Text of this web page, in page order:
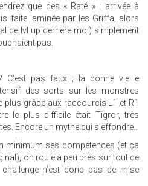
que des « Raté » : arrivée à
faite laminée par les Griffa, alors
de lvl up derrière moi) simplement
pas.
pas faux ; la bonne vieille
des sorts sur les monstres
grâce aux raccourcis L1 et R1
le plus difficile était Tigror, très
Encore un mythe qui s’effondre…
minimum ses compétences (et ça
on roule à peu près sur tout ce
n’est donc pas de mise